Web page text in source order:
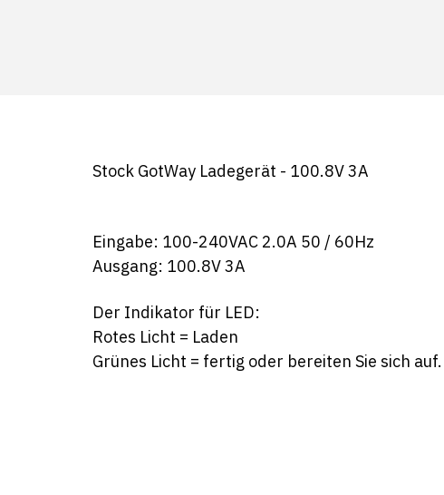
Stock GotWay Ladegerät - 100.8V 3A
Eingabe: 100-240VAC 2.0A 50 / 60Hz
Ausgang: 100.8V 3A
Der Indikator für LED:
Rotes Licht = Laden
Grünes Licht = fertig oder bereiten Sie sich auf.